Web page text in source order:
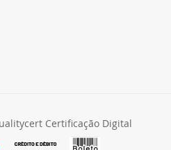
Certificação Digital